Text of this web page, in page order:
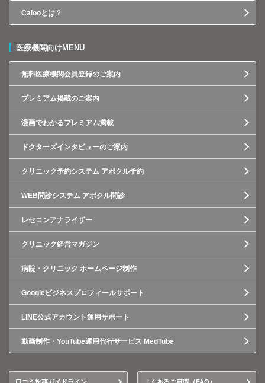
Calooとは？
医療機関向けMENU
無料医療機関会員登録のご案内
プレミアム掲載のご案内
漫画でわかるプレミアム掲載
ドクターズインタビューのご案内
クリニック予約システム アポクル予約
WEB問診システム アポクル問診
レセコンアナライザー
クリニック経営マガジン
病院・クリニック ホームページ制作
Googleビジネスプロフィールサポート
LINE公式アカウント運用サポート
動画制作・YouTube運用代行サービス MedTube